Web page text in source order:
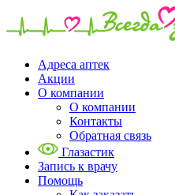
Адреса аптек
Акции
О компании
О компании
Контакты
Обратная связь
Глазастик
Запись к врачу
Помощь